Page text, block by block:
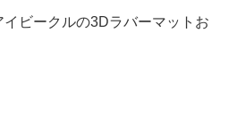
ビークルの3Dラバーマットお